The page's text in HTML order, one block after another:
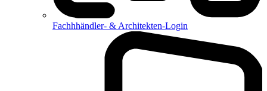
Fachhhändler- & Architekten-Login